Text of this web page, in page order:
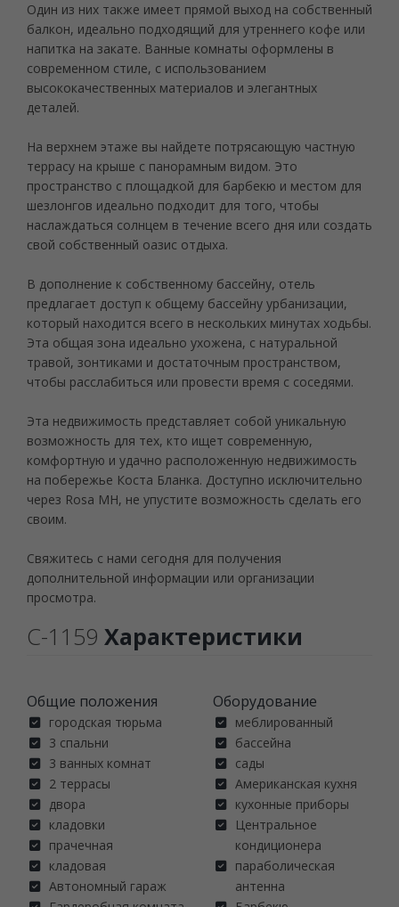
Один из них также имеет прямой выход на собственный
балкон, идеально подходящий для утреннего кофе или
напитка на закате. Ванные комнаты оформлены в
современном стиле, с использованием
высококачественных материалов и элегантных
деталей.
На верхнем этаже вы найдете потрясающую частную
террасу на крыше с панорамным видом. Это
пространство с площадкой для барбекю и местом для
шезлонгов идеально подходит для того, чтобы
наслаждаться солнцем в течение всего дня или создать
свой собственный оазис отдыха.
В дополнение к собственному бассейну, отель
предлагает доступ к общему бассейну урбанизации,
который находится всего в нескольких минутах ходьбы.
Эта общая зона идеально ухожена, с натуральной
травой, зонтиками и достаточным пространством,
чтобы расслабиться или провести время с соседями.
Эта недвижимость представляет собой уникальную
возможность для тех, кто ищет современную,
комфортную и удачно расположенную недвижимость
на побережье Коста Бланка. Доступно исключительно
через Rosa MH, не упустите возможность сделать его
своим.
Свяжитесь с нами сегодня для получения
дополнительной информации или организации
просмотра.
C-1159 Характеристики
Общие положения
городская тюрьма
3 спальни
3 ванных комнат
2 террасы
двора
кладовки
прачечная
кладовая
Автономный гараж
Oборудование
меблированный
бассейна
сады
Американская кухня
кухонные приборы
Центральное
кондиционера
параболическая
антенна